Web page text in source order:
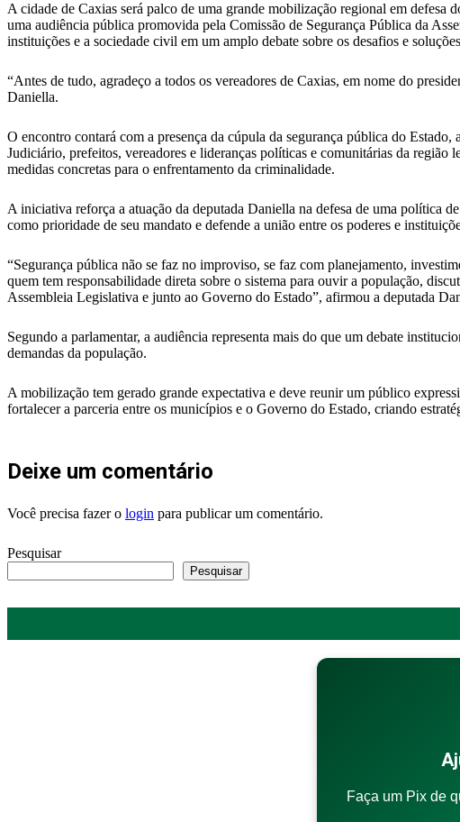
A cidade de Caxias será palco de uma grande mobilização regional em
uma audiência pública promovida pela Comissão de Segurança Pública da
instituições e a sociedade civil em um amplo debate sobre os desafios e
“Antes de tudo, agradeço a todos os vereadores de Caxias, em nome do
Daniella.
O encontro contará com a presença da cúpula da segurança pública do
Judiciário, prefeitos, vereadores e lideranças políticas e comunitárias da região
medidas concretas para o enfrentamento da criminalidade.
A iniciativa reforça a atuação da deputada Daniella na defesa de uma política
como prioridade de seu mandato e defende a união entre os poderes e
“Segurança pública não se faz no improviso, se faz com planejamento,
quem tem responsabilidade direta sobre o sistema para ouvir a população,
Assembleia Legislativa e junto ao Governo do Estado”, afirmou a deputada
Segundo a parlamentar, a audiência representa mais do que um debate
demandas da população.
A mobilização tem gerado grande expectativa e deve reunir um público
fortalecer a parceria entre os municípios e o Governo do Estado, criando
Deixe um comentário
Você precisa fazer o login para publicar um comentário.
Pesquisar
Pesquisar
Faça um Pix de